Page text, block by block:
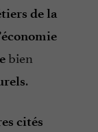
de la
bien
.
cités